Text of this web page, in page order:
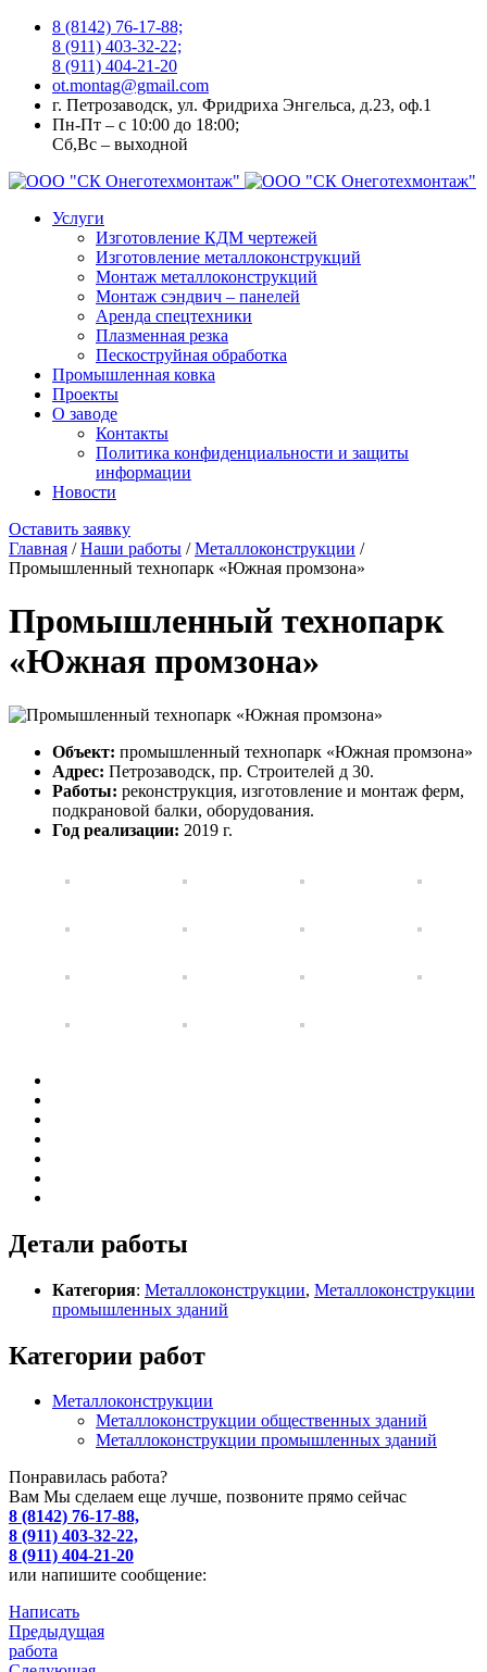
8 (8142) 76-17-88;
8 (911) 403-32-22;
8 (911) 404-21-20
ot.montag@gmail.com
г. Петрозаводск, ул. Фридриха Энгельса, д.23, оф.1
Пн-Пт – с 10:00 до 18:00;
Сб,Вс – выходной
Услуги
Изготовление КДМ чертежей
Изготовление металлоконструкций
Монтаж металлоконструкций
Монтаж сэндвич – панелей
Аренда спецтехники
Плазменная резка
Пескоструйная обработка
Промышленная ковка
Проекты
О заводе
Контакты
Политика конфиденциальности и защиты
информации
Новости
Оставить заявку
Главная /Наши работы /Металлоконструкции /
Промышленный технопарк «Южная промзона»
Промышленный технопарк
«Южная промзона»
Объект: промышленный технопарк «Южная промзона»
Адрес: Петрозаводск, пр. Строителей д 30.
Работы: реконструкция, изготовление и монтаж ферм,
подкрановой балки, оборудования.
Год реализации: 2019 г.
Детали работы
Категория: Металлоконструкции, Металлоконструкции
промышленных зданий
Категории работ
Металлоконструкции
Металлоконструкции общественных зданий
Металлоконструкции промышленных зданий
Понравилась работа?
Вам Мы сделаем еще лучше, позвоните прямо сейчас
8 (8142) 76-17-88,
8 (911) 403-32-22,
8 (911) 404-21-20
или напишите сообщение:
Написать
Предыдущая
работа